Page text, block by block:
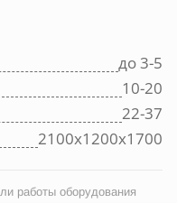
до 3-5
10-20
22-37
2100х1200х1700
работы оборудования